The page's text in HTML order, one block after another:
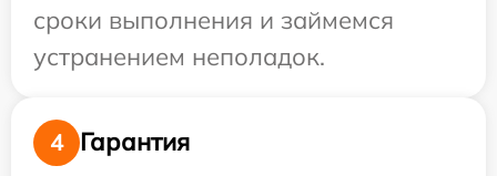
сроки выполнения и займемся
устранением неполадок.
4
Гарантия